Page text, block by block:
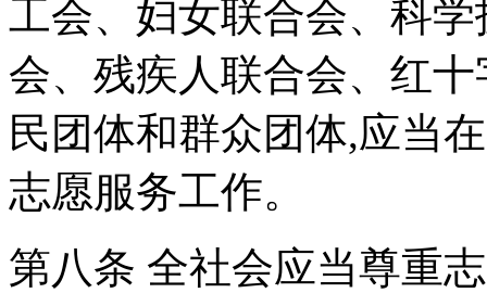
工会、妇女联合会、科
会、残疾人联合会、红
民团体和群众团体,应当
志愿服务工作。
第八条 全社会应当尊重